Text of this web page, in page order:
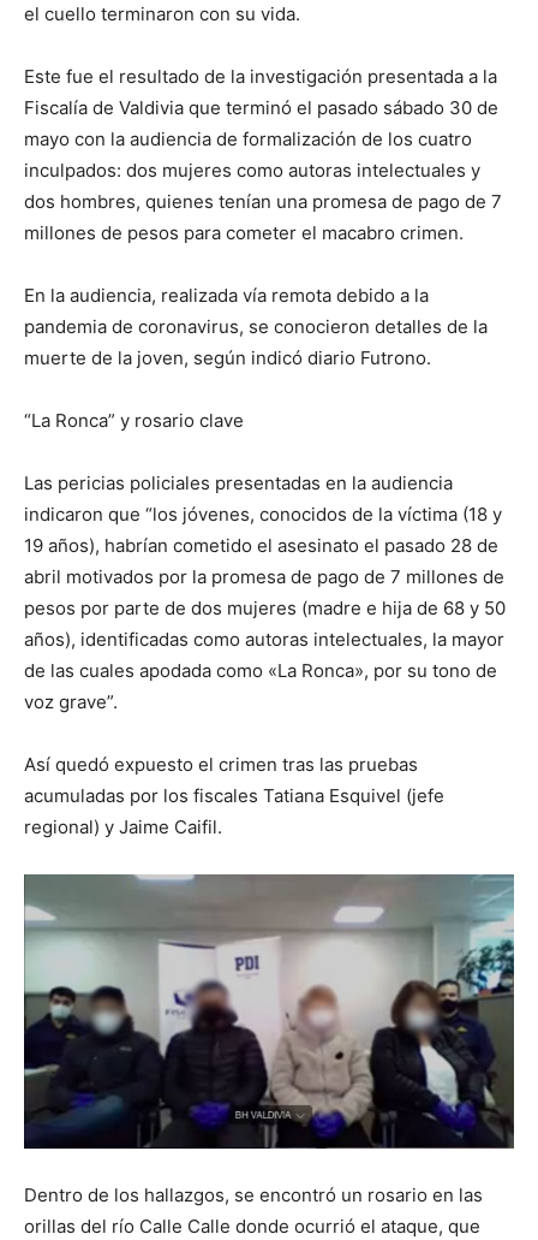
el cuello terminaron con su vida.
Este fue el resultado de la investigación presentada a la
Fiscalía de Valdivia que terminó el pasado sábado 30 de
mayo con la audiencia de formalización de los cuatro
inculpados: dos mujeres como autoras intelectuales y
dos hombres, quienes tenían una promesa de pago de 7
millones de pesos para cometer el macabro crimen.
En la audiencia, realizada vía remota debido a la
pandemia de coronavirus, se conocieron detalles de la
muerte de la joven, según indicó diario Futrono.
“La Ronca” y rosario clave
Las pericias policiales presentadas en la audiencia
indicaron que “los jóvenes, conocidos de la víctima (18 y
19 años), habrían cometido el asesinato el pasado 28 de
abril motivados por la promesa de pago de 7 millones de
pesos por parte de dos mujeres (madre e hija de 68 y 50
años), identificadas como autoras intelectuales, la mayor
de las cuales apodada como «La Ronca», por su tono de
voz grave”.
Así quedó expuesto el crimen tras las pruebas
acumuladas por los fiscales Tatiana Esquivel (jefe
regional) y Jaime Caifil.
Dentro de los hallazgos, se encontró un rosario en las
orillas del río Calle Calle donde ocurrió el ataque, que